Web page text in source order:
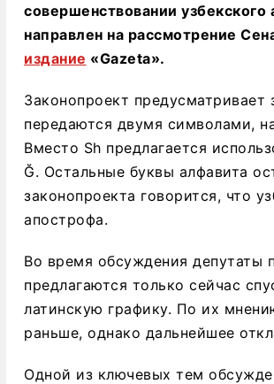
совершенствовании
направлен на рассмотрение
издание «Gazeta».
Законопроект
передаются двумя символами,
Вместо Sh предлагается
Ğ. Остальные буквы алфавита
законопроекта говорится, что
апострофа.
Во время обсуждения депутаты
предлагаются только сейчас
латинскую графику. По их
раньше, однако дальнейшее
Одной из ключевых тем